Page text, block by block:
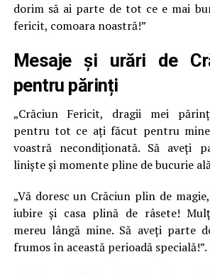
dorim să ai parte de tot ce e mai
fericit, comoara noastră!”
Mesaje și urări de
pentru părinți
„Crăciun Fericit, dragii mei
pentru tot ce ați făcut pentru
voastră necondiționată. Să aveți
liniște și momente pline de bucurie
„Vă doresc un Crăciun plin de
iubire și casa plină de râsete!
mereu lângă mine. Să aveți parte
frumos în această perioadă specială!”.